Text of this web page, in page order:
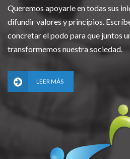
Queremos apoyarle en todas sus
difundir valores y principios.
concretar el podo para que juntos
transformemos nuestra sociedad.
LEER MÁS